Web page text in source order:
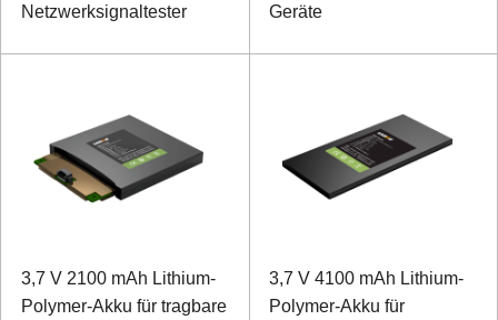
Netzwerksignaltester
Geräte
3,7 V 2100 mAh Lithium-
Polymer-Akku für tragbare
3,7 V 4100 mAh Lithium-
Polymer-Akku für